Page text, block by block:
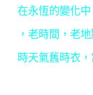
在永恆的變化
，老時間，老
時天氣舊時衣